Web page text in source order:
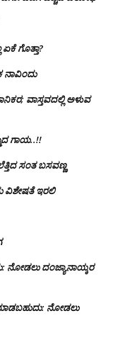
ಗೊತ್ತಾ?
ನಾವಿಂದು
ವಾಸ್ತವದಲ್ಲಿ ಅಳುವ
ಗಾಯ..!!
ಸಂತ ಬಸವಣ್ಣ
ವಿಶೇಷತೆ ಇರಲಿ
ನೋಡಲು ದಂಜ್ಯಾನಾಯ್ಕರ
ಮಾಡಬಹುದು: ನೋಡಲು